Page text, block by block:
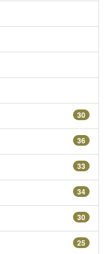
30
36
33
34
30
25